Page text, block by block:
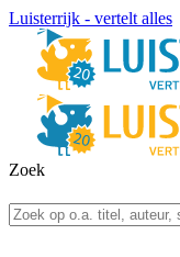
Luisterrijk - vertelt alles
Zoek